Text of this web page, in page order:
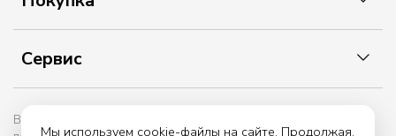
Сервис
Вы принимаете условия политики в отношении обработки
Мы используем cookie-файлы на сайте. Продолжая,